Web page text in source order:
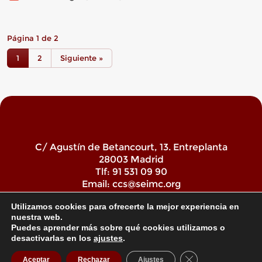
Página 1 de 2
1 2 Siguiente »
C/ Agustín de Betancourt, 13. Entreplanta
28003 Madrid
Tlf: 91 531 09 90
Email: ccs@seimc.org
Aviso legal | Política de privacidad
Utilizamos cookies para ofrecerte la mejor experiencia en
nuestra web.
Puedes aprender más sobre qué cookies utilizamos o
desactivarlas en los ajustes.
Aceptar Rechazar Ajustes Cerrar el banner de